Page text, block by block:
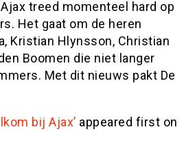
treed momenteel hard op
Het gaat om de heren
Kristian Hlynsson, Christian
Boomen die niet langer
Met dit nieuws pakt De
bij Ajax’ appeared first on